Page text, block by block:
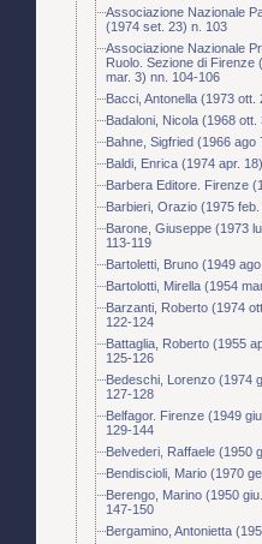
Associazione Nazionale
(1974 set. 23) n. 103
Associazione Nazionale
Ruolo. Sezione di Firenze
mar. 3) nn. 104-106
Bacci, Antonella (1973 ott.
Badaloni, Nicola (1968 ott.
Bahne, Sigfried (1966 ago
Baldi, Enrica (1974 apr.
Barbera Editore. Firenze
Barbieri, Orazio (1975
Barone, Giuseppe (1973
113-119
Bartoletti, Bruno (1949
Bartolotti, Mirella (1954
Barzanti, Roberto (1974
122-124
Battaglia, Roberto (1955
125-126
Bedeschi, Lorenzo (1974
127-128
Belfagor. Firenze (1949
129-144
Belvederi, Raffaele (1950
Bendiscioli, Mario (1970
Berengo, Marino (1950
147-150
Bergamino, Antonietta